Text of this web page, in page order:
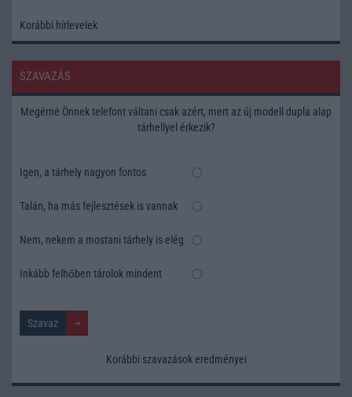
Korábbi hírlevelek
SZAVAZÁS
Megérné Önnek telefont váltani csak azért, mert az új modell dupla alap
tárhellyel érkezik?
Igen, a tárhely nagyon fontos
Talán, ha más fejlesztések is vannak
Nem, nekem a mostani tárhely is elég
Inkább felhőben tárolok mindent
Korábbi szavazások eredményei